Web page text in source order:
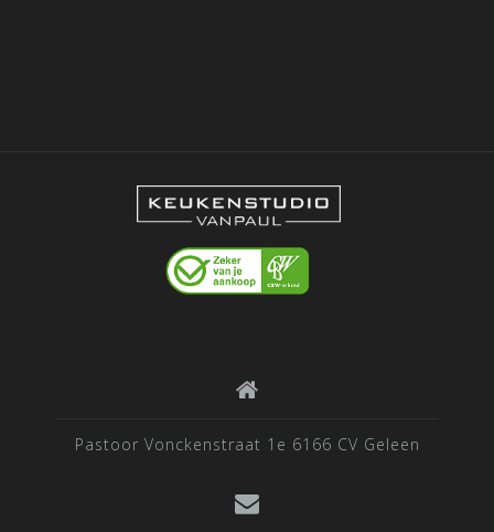
Pastoor Vonckenstraat 1e 6166 CV Geleen